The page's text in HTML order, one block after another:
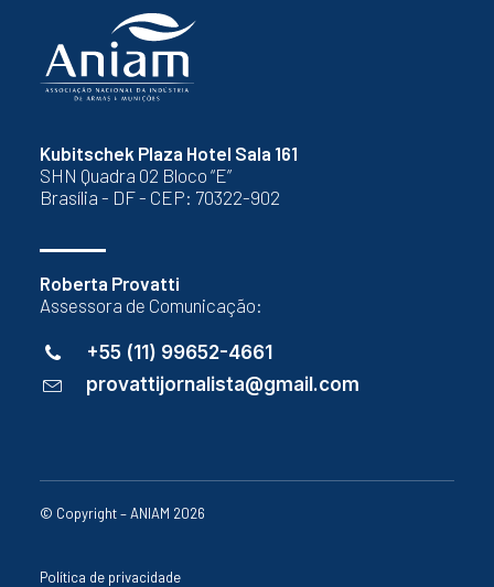
Kubitschek Plaza Hotel Sala 161
SHN Quadra 02 Bloco “E”
Brasília - DF - CEP: 70322-902
Roberta Provatti
Assessora de Comunicação:
+55 (11) 99652-4661
provattijornalista@gmail.com
© Copyright – ANIAM 2026
Política de privacidade